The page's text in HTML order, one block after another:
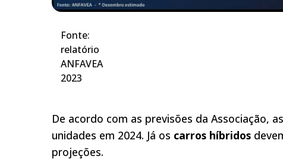
Fonte:
relatório
ANFAVEA
2023
De acordo com as previsões da Associação, as
unidades em 2024. Já os carros híbridos
projeções.